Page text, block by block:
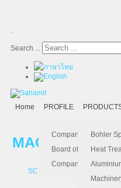
.
Search ...
Home PROFILE
Company Profile
Board of Director
Company Information
Bohler
Heat
MACHINERY
SCM440